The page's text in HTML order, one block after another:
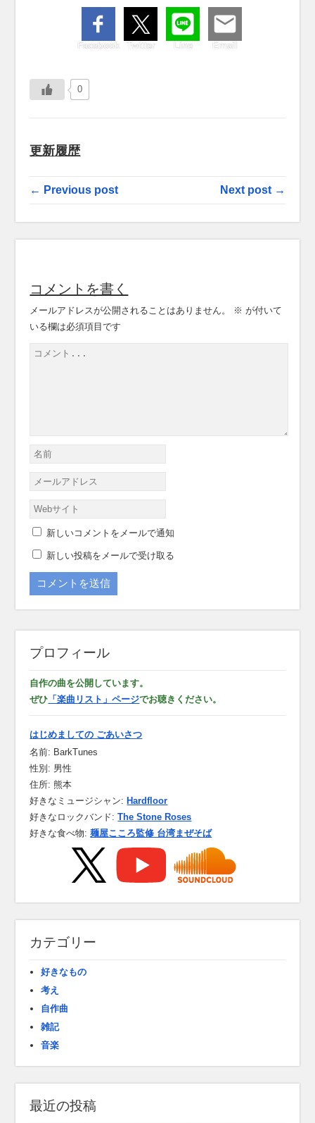
Facebook Twitter Line Email
0
更新履歴
← Previous post Next post →
コメントを書く
メールアドレスが公開されることはありません。 ※ が付いて
いる欄は必須項目です
新しいコメントをメールで通知
新しい投稿をメールで受け取る
プロフィール
自作の曲を公開しています。
ぜひ 「楽曲リスト」ページでお聴きください。
はじめましての ごあいさつ
名前: BarkTunes
性別: 男性
住所: 熊本
好きなミュージシャン: Hardfloor
好きなロックバンド:The Stone Roses
好きな食べ物:麺屋こころ監修 台湾まぜそば
カテゴリー
好きなもの
考え
自作曲
雑記
音楽
最近の投稿